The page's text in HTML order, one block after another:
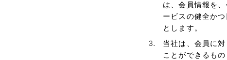
は、会員情報を
ービスの健全か
とします。
当社は、会員に
ことができるも